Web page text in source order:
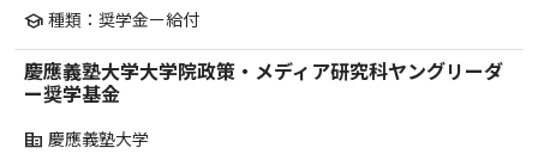
school 種類：奨学金ー給付
慶應義塾大学大学院政策・メディア研究科ヤングリーダ
ー奨学基金
corporate_fare 慶應義塾大学